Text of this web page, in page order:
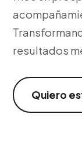
resultados
Quiero